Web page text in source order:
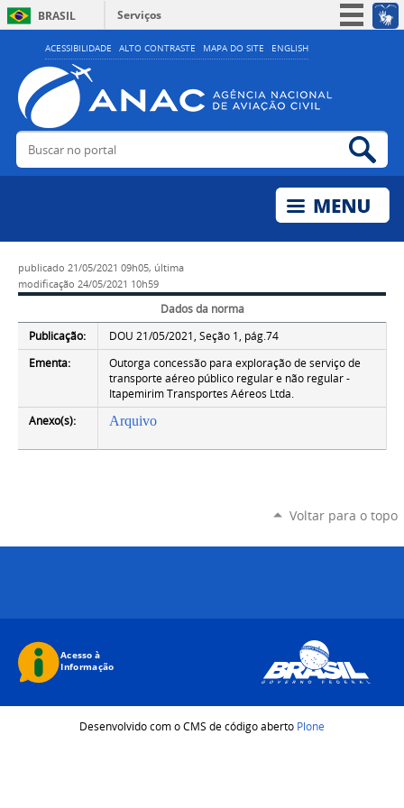
ACESSIBILIDADE ALTO CONTRASTE MAPA DO SITE ENGLISH
BRASIL
Serviços
Simplifique!
Acesso à informação
Legislação
Buscar no portal
publicado 21/05/2021 09h05, última
modificação 24/05/2021 10h59
Dados da norma
Publicação:
DOU 21/05/2021, Seção 1, pág.74
Ementa:
Outorga concessão para exploração de serviço de
transporte aéreo público regular e não regular -
Itapemirim Transportes Aéreos Ltda.
Anexo(s):
Arquivo
Voltar para o topo
Desenvolvido com o CMS de código aberto Plone